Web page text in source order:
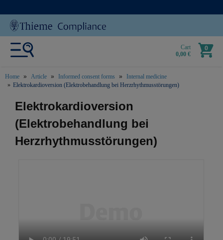
Cart
0,00 €
0
Home Article Informed consent forms
Internal medicine
Elektrokardioversion (Elektrobehandlung bei Herzrhythmusstörungen)
text.skipToContent
text.skipToNavigation
Elektrokardioversion
(Elektrobehandlung bei
Herzrhythmusstörungen)